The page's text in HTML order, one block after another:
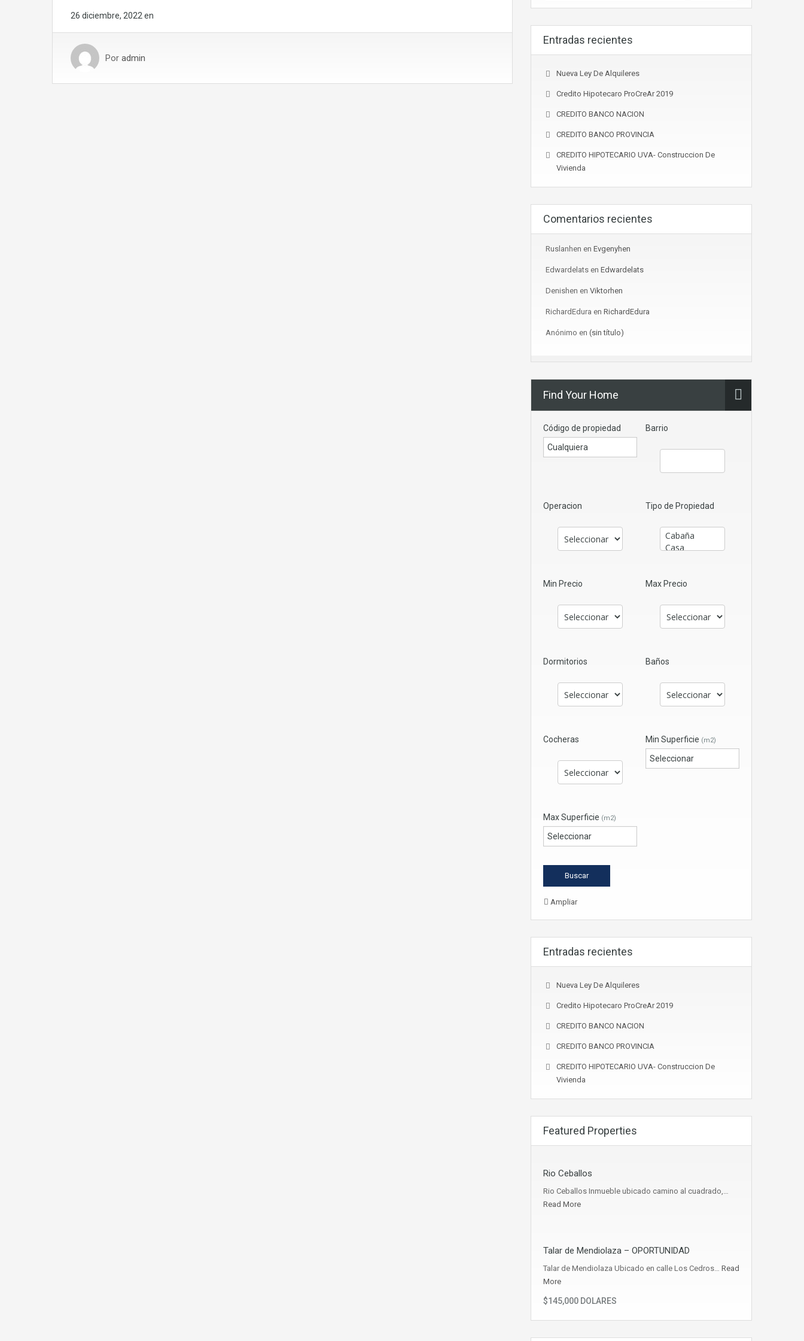
26 diciembre, 2022 en
Por admin
Entradas recientes
Nueva Ley De Alquileres
Credito Hipotecaro ProCreAr 2019
CREDITO BANCO NACION
CREDITO BANCO PROVINCIA
CREDITO HIPOTECARIO UVA- Construccion De
Vivienda
Comentarios recientes
Ruslanhen en Evgenyhen
Edwardelats en Edwardelats
Denishen en Viktorhen
RichardEdura en RichardEdura
Anónimo en (sin título)
Find Your Home
Código de propiedad Barrio
Operacion Tipo de Propiedad
Min Precio Max Precio
Dormitorios Baños
Cocheras Min Superficie (m2)
Max Superficie (m2)
Ampliar
Entradas recientes
Nueva Ley De Alquileres
Credito Hipotecaro ProCreAr 2019
CREDITO BANCO NACION
CREDITO BANCO PROVINCIA
CREDITO HIPOTECARIO UVA- Construccion De
Vivienda
Featured Properties
Rio Ceballos
Rio Ceballos Inmueble ubicado camino al cuadrado,…
Read More
Talar de Mendiolaza – OPORTUNIDAD
Talar de Mendiolaza Ubicado en calle Los Cedros… Read
More
$145,000 DOLARES